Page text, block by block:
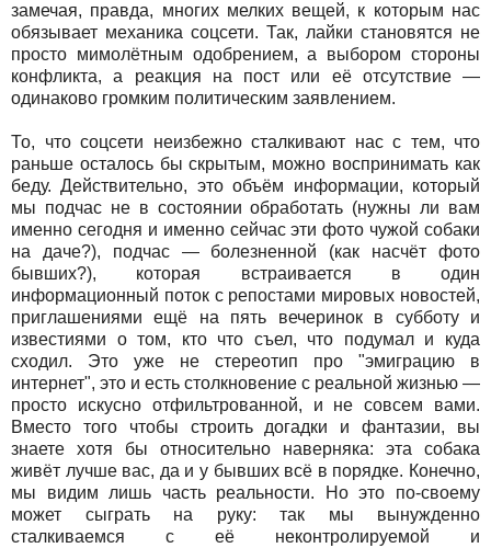
замечая, правда, многих мелких вещей, к которым нас
обязывает механика соцсети. Так, лайки становятся не
просто мимолётным одобрением, а выбором стороны
конфликта, а реакция на пост или её отсутствие —
одинаково громким политическим заявлением.
То, что соцсети неизбежно сталкивают нас с тем, что
раньше осталось бы скрытым, можно воспринимать как
беду. Действительно, это объём информации, который
мы подчас не в состоянии обработать (нужны ли вам
именно сегодня и именно сейчас эти фото чужой собаки
на даче?), подчас — болезненной (как насчёт фото
бывших?), которая встраивается в один
информационный поток с репостами мировых новостей,
приглашениями ещё на пять вечеринок в субботу и
известиями о том, кто что съел, что подумал и куда
сходил. Это уже не стереотип про "эмиграцию в
интернет", это и есть столкновение с реальной жизнью —
просто искусно отфильтрованной, и не совсем вами.
Вместо того чтобы строить догадки и фантазии, вы
знаете хотя бы относительно наверняка: эта собака
живёт лучше вас, да и у бывших всё в порядке. Конечно,
мы видим лишь часть реальности. Но это по-своему
может сыграть на руку: так мы вынужденно
сталкиваемся с её неконтролируемой и